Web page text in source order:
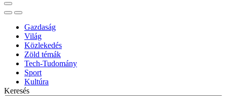
Gazdaság
Világ
Közlekedés
Zöld témák
Tech-Tudomány
Sport
Kultúra
Keresés